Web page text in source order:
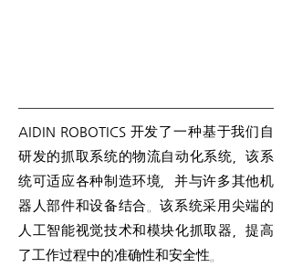
AIDIN ROBOTICS 开发了一种基于我们自
研发的抓取系统的物流自动化系统，该系
统可适应各种制造环境，并与许多其他机
器人部件和设备结合。该系统采用尖端的
人工智能视觉技术和模块化抓取器，提高
了工作过程中的准确性和安全性。